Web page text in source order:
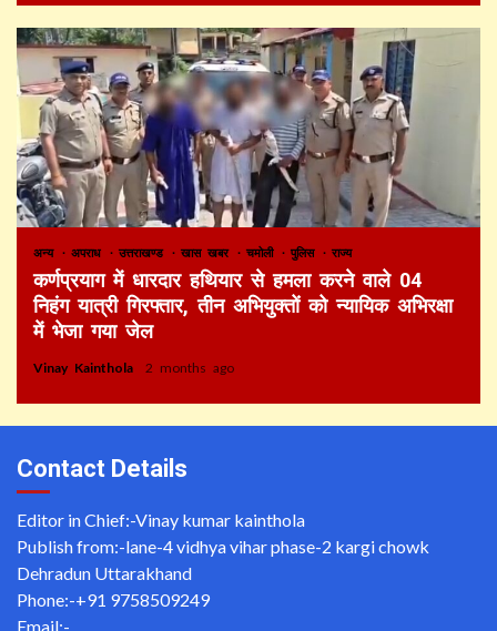
अन्य अपराध उत्तराखण्ड खास खबर चमोली पुलिस राज्य
कर्णप्रयाग में धारदार हथियार से हमला करने वाले 04
निहंग यात्री गिरफ्तार, तीन अभियुक्तों को न्यायिक अभिरक्षा
में भेजा गया जेल
Vinay Kainthola 2 months ago
Contact Details
Editor in Chief:-Vinay kumar kainthola
Publish from:-lane-4 vidhya vihar phase-2 kargi chowk
Dehradun Uttarakhand
Phone:-+91 9758509249
Email:-